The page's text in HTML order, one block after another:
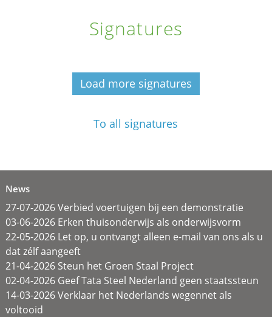
Signatures
Load more signatures
To all signatures
News
27-07-2026 Verbied voertuigen bij een demonstratie
03-06-2026 Erken thuisonderwijs als onderwijsvorm
22-05-2026 Let op, u ontvangt alleen e-mail van ons als u
dat zélf aangeeft
21-04-2026 Steun het Groen Staal Project
02-04-2026 Geef Tata Steel Nederland geen staatssteun
14-03-2026 Verklaar het Nederlands wegennet als
voltooid